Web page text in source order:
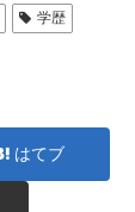
学歴
はてブ